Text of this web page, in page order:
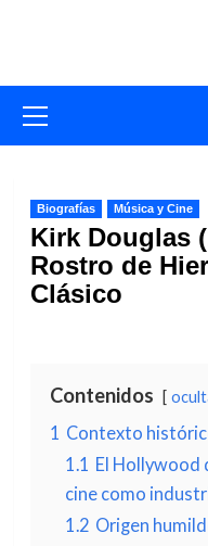
primario
Biografías Música y Cine
Kirk Douglas
Rostro de
Clásico
Contenidos
1 Contexto
1.1 El Hollywood
cine como
1.2 Origen